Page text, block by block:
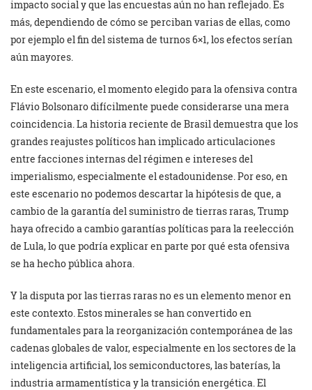
impacto social y que las encuestas aún no han reflejado. Es
más, dependiendo de cómo se perciban varias de ellas, como
por ejemplo el fin del sistema de turnos 6×1, los efectos serían
aún mayores.
En este escenario, el momento elegido para la ofensiva contra
Flávio Bolsonaro difícilmente puede considerarse una mera
coincidencia. La historia reciente de Brasil demuestra que los
grandes reajustes políticos han implicado articulaciones
entre facciones internas del régimen e intereses del
imperialismo, especialmente el estadounidense. Por eso, en
este escenario no podemos descartar la hipótesis de que, a
cambio de la garantía del suministro de tierras raras, Trump
haya ofrecido a cambio garantías políticas para la reelección
de Lula, lo que podría explicar en parte por qué esta ofensiva
se ha hecho pública ahora.
Y la disputa por las tierras raras no es un elemento menor en
este contexto. Estos minerales se han convertido en
fundamentales para la reorganización contemporánea de las
cadenas globales de valor, especialmente en los sectores de la
inteligencia artificial, los semiconductores, las baterías, la
industria armamentística y la transición energética. El